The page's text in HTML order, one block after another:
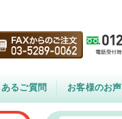
るご質問 お客様のお声